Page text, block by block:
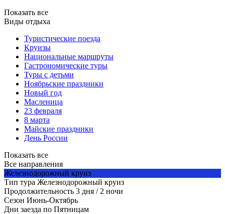
Показать все
Виды отдыха
Туристические поезда
Круизы
Национальные маршруты
Гастрономические туры
Туры с детьми
Ноябрьские праздники
Новый год
Масленица
23 февраля
8 марта
Майские праздники
День России
Показать все
Все направления
Железнодорожный круиз
Тип тура Железнодорожный круиз
Продолжительность 3 дня / 2 ночи
Сезон Июнь-Октябрь
Дни заезда по Пятницам